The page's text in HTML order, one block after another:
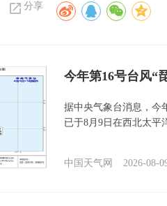
分享
今年第16号台风“
据中央气象台消息，今
已于8月9日在西北太平
中国天气网 2026-08-